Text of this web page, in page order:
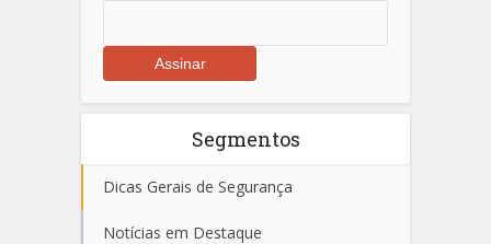
Segmentos
Dicas Gerais de Segurança
Notícias em Destaque